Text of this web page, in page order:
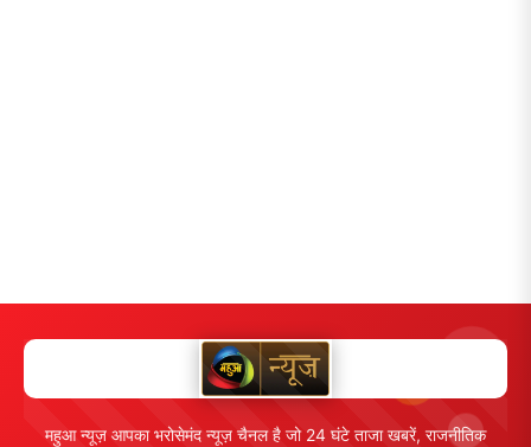
महुआ न्यूज़ आपका भरोसेमंद न्यूज़ चैनल है जो 24 घंटे ताजा खबरें, राजनीतिक